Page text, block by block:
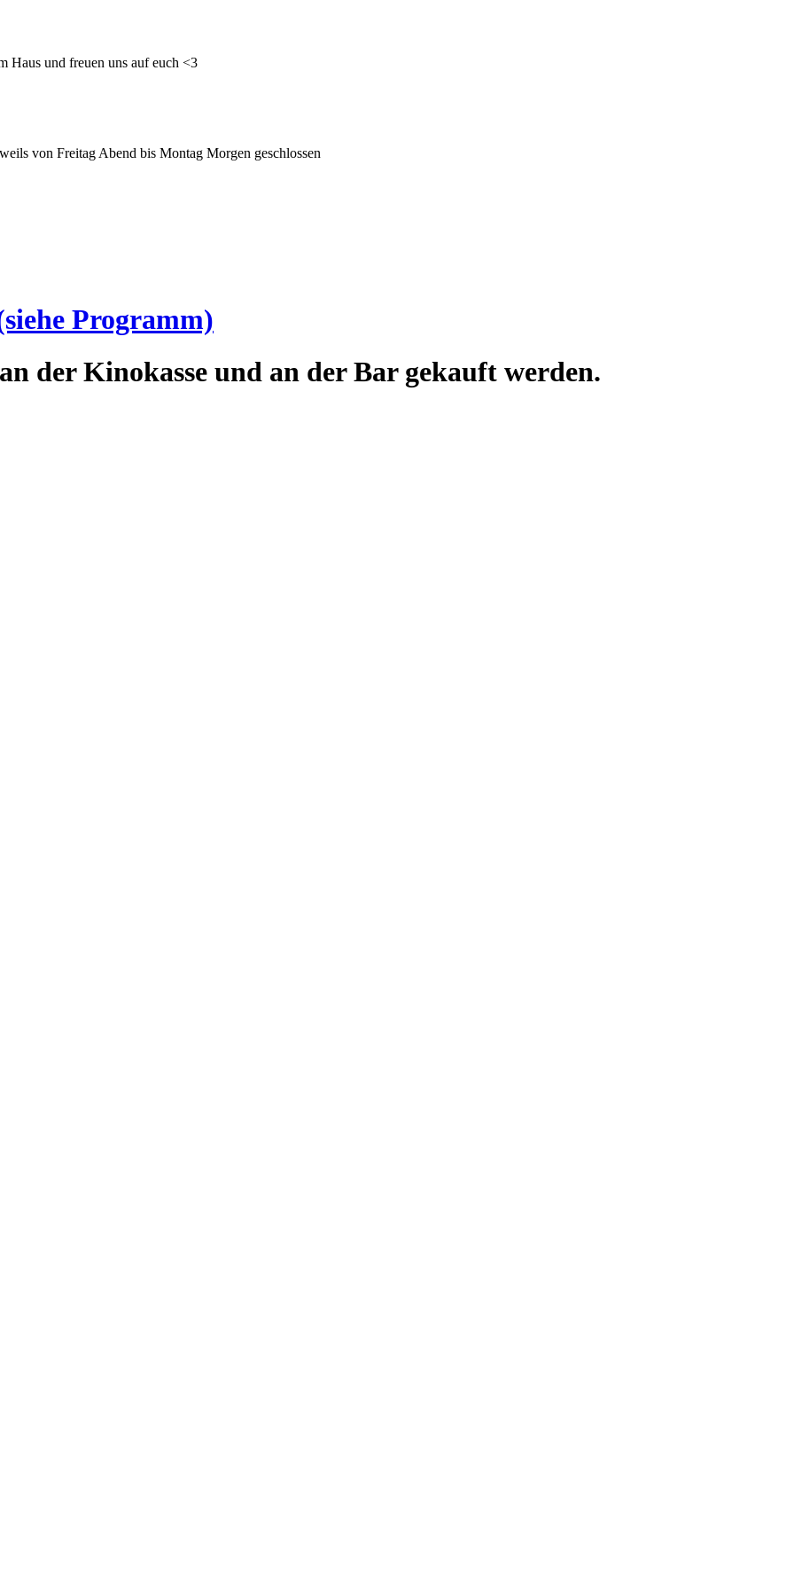
Haus und freuen uns auf euch <3
von Freitag Abend bis Montag Morgen geschlossen
Programm)
der Kinokasse und an der Bar gekauft werden.